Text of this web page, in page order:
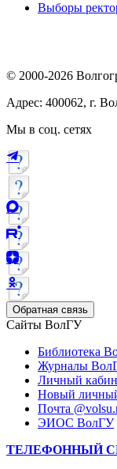
Выборы
© 2000-2026
Адрес: 400062, г.
Мы в соц. сетях
Обратная связь
Сайты ВолГУ
Библиотека
Журналы
Личный
Новый
Почта
ЭИОС ВолГУ
ТЕЛЕФОННЫЙ